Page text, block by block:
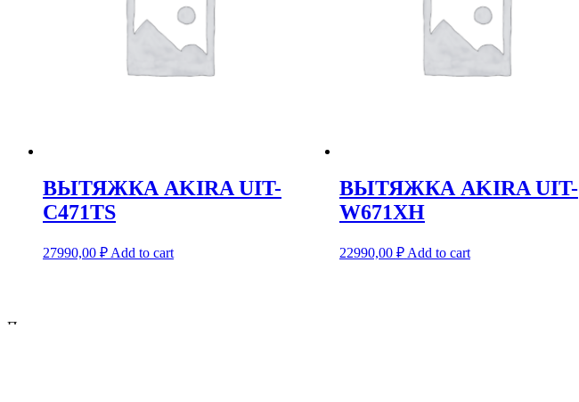
ВЫТЯЖКА AKIRA UIT-
C471TS
27990,00 ₽ Add to cart
ВЫТЯЖКА AKIRA UIT-
W671XH
22990,00 ₽ Add to cart
Поиск